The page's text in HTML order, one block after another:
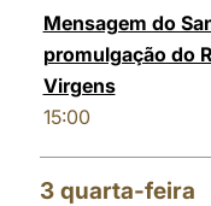
Mensagem do
promulgação do
Virgens
15:00
3 quarta-feira